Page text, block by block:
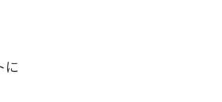
に